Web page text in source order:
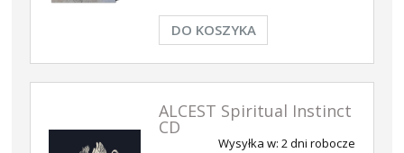
DO KOSZYKA
ALCEST Spiritual Instinct
CD
Wysyłka w: 2 dni robocze